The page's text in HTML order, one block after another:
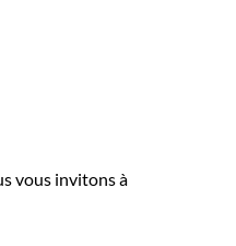
vous invitons à